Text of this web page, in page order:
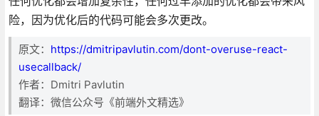
险，因为优化后的代码可能会多次更改。
原文： https://dmitripavlutin.com/dont-overuse-react-
usecallback/
作者：Dmitri Pavlutin
翻译：微信公众号《前端外文精选》